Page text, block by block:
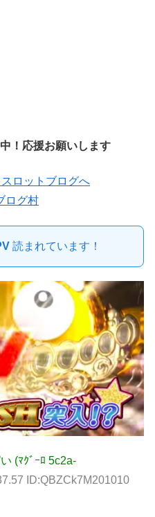
！応援お願いします
ログ村
読まれています！
(ﾏｸﾞｰﾛ 5c2a-
ID:QBZCk7M201010